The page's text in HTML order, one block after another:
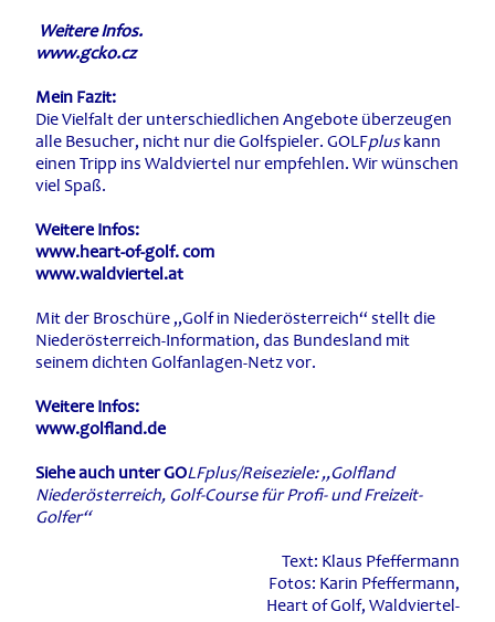
Weitere Infos.
www.gcko.cz
Mein Fazit:
Die Vielfalt der unterschiedlichen Angebote überzeugen
alle Besucher, nicht nur die Golfspieler. GOLFpluskann
einen Tripp ins Waldviertel nur empfehlen. Wir wünschen
viel Spaß.
Weitere Infos:
www.heart-of-golf. com
www.waldviertel.at
Mit der Broschüre „Golf in Niederösterreich“ stellt die
Niederösterreich-Information, das Bundesland mit
seinem dichten Golfanlagen-Netz vor.
Weitere Infos:
www.golfland.de
Siehe auch unter GOLFplus/Reiseziele: „Golfland
Niederösterreich, Golf-Course für Profi- und Freizeit-
Golfer“
Text: Klaus Pfeffermann
Fotos: Karin Pfeffermann,
Heart of Golf, Waldviertel-